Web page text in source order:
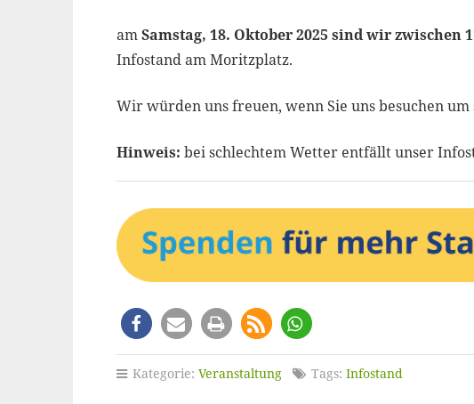
amSamstag, 18. Oktober 2025 sind wir zwischen
Infostand am Moritzplatz.
Wir würden uns freuen, wenn Sie uns besuchen um
Hinweis: bei schlechtem Wetter entfällt unser
Kategorie: Veranstaltung Tags: Infostand